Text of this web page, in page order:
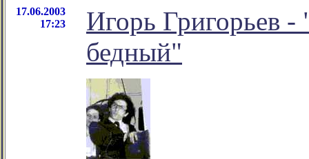
17.06.2003
17:23
Игорь Григорьев -
бедный"